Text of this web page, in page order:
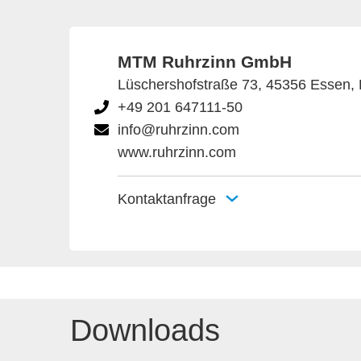
MTM Ruhrzinn GmbH
Lüschershofstraße 73, 45356 Essen,
+49 201 647111-50
info@ruhrzinn.com
www.ruhrzinn.com
Kontaktanfrage
Downloads